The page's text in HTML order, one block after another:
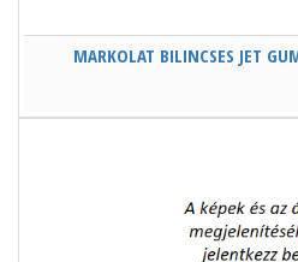
MARKOLAT BILINCSES JET